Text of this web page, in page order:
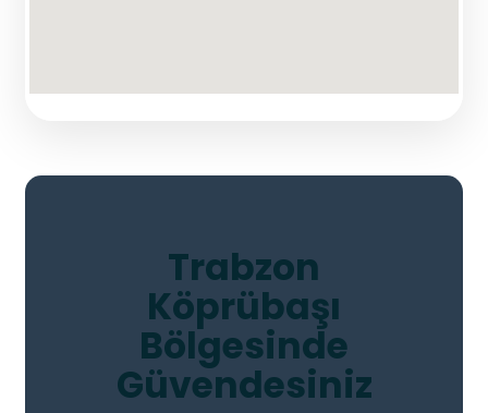
Trabzon
Köprübaşı
Bölgesinde
Güvendesiniz